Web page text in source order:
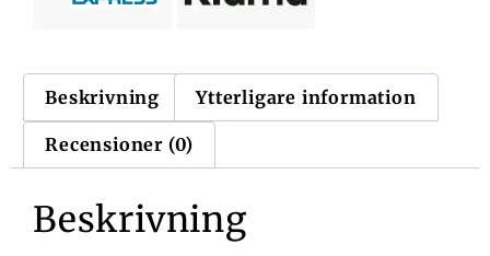
Beskrivning Ytterligare information
Recensioner (0)
Beskrivning